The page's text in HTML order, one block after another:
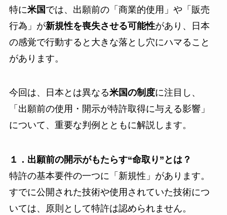
特に米国 では、出願前の「商業的使用」や「販売
行為」が新規性を喪失させる可能性があり、日本
の感覚で行動すると大きな落とし穴にハマること
があります。
今回は、日本とは異なる米国の制度に注目し、
「出願前の使用・開示が特許取得に与える影響」
について、重要な判例とともに解説します。
１．出願前の開示がもたらす“命取り”とは？
特許の基本要件の一つに「新規性」があります。
すでに公開された技術や使用されていた技術につ
いては、原則として特許は認められません。